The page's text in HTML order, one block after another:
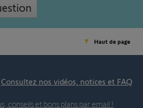
Haut de page
Consultez nos vidéos, notices et FAQ
conseils et bons plans par email !